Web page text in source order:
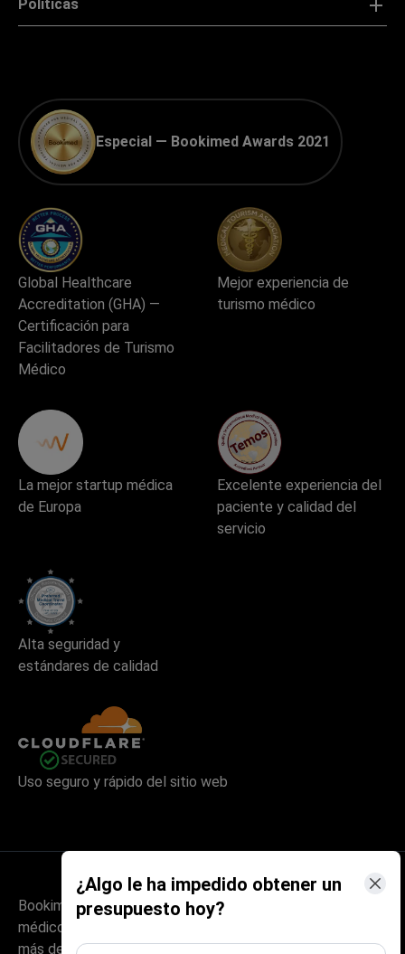
¿Algo le ha impedido obtener un
presupuesto hoy?
Políticas
Especial — Bookimed Awards 2021
Global Healthcare
Accreditation (GHA) —
Certificación para
Facilitadores de Turismo
Médico
Mejor experiencia de
turismo médico
La mejor startup médica
de Europa
Excelente experiencia del
paciente y calidad del
servicio
Alta seguridad y
estándares de calidad
Uso seguro y rápido del sitio web
Bookimed es una plataforma internacional de turismo
médico fundada en Kiev, Ucrania, en 2014. Ha gestionado
más de 1.000.000 de consultas de pacientes y trabaja